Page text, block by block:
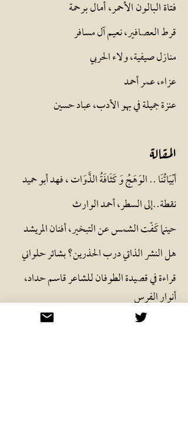
فتاة البالون الأحمر، أمال برحمة
عزاء، عمرأحمد
عنزة جميلة في بهو الأدب، عباد حسين
المقالة
أبْيَاتُنَا .. الوَهَجُ وَ كَثَافَةُالذَّوَات ، فهد أبو حميد
نقطة..إلى السطر، أحمد الوارث
حينما كَفّت الشمسعن التبخير، أفنان المريشد
هل النشر الذاتي درب الحذرين؟بشائر حلواني
قراءة في قصيدة الطوفان للشاعر قاسم حداد،
أنوارالفرس
طقوس ليالي الأرق الطويلة
، رحاب علي
قرط العصافير، نعيم آل مسافر
منازل صيفية، ولاءالحربي